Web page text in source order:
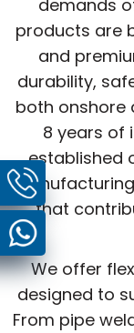
demands
products are
and
durability,
both onshore
8 years of
established
that
We offer
designed to
From pipe